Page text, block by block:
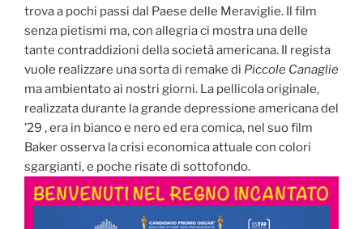
trova a pochi passi dal Paese delle Meraviglie. Il film
senza pietismi ma, con allegria ci mostra una delle
tante contraddizioni della società americana. Il regista
vuole realizzare una sorta di remake di Piccole Canaglie
ma ambientato ai nostri giorni. La pellicola originale,
realizzata durante la grande depressione americana del
’29 , era in bianco e nero ed era comica, nel suo film
Baker osserva la crisi economica attuale con colori
sgargianti, e poche risate di sottofondo.